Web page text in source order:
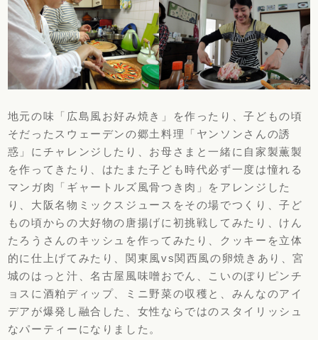
地元の味「広島風お好み焼き」を作ったり、子どもの頃
そだったスウェーデンの郷土料理「ヤンソンさんの誘
惑」にチャレンジしたり、お母さまと一緒に自家製薫製
を作ってきたり、はたまた子ども時代必ず一度は憧れる
マンガ肉「ギャートルズ風骨つき肉」をアレンジした
り、大阪名物ミックスジュースをその場でつくり、子ど
もの頃からの大好物の唐揚げに初挑戦してみたり、けん
たろうさんのキッシュを作ってみたり、クッキーを立体
的に仕上げてみたり、関東風vs関西風の卵焼きあり、宮
城のはっと汁、名古屋風味噌おでん、こいのぼりピンチ
ョスに酒粕ディップ、ミニ野菜の収穫と、みんなのアイ
デアが爆発し融合した、女性ならではのスタイリッシュ
なパーティーになりました。